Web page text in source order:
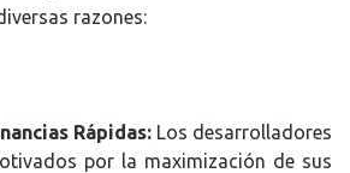
razones:
Rápidas:Los desarrolladores
por la maximización de sus